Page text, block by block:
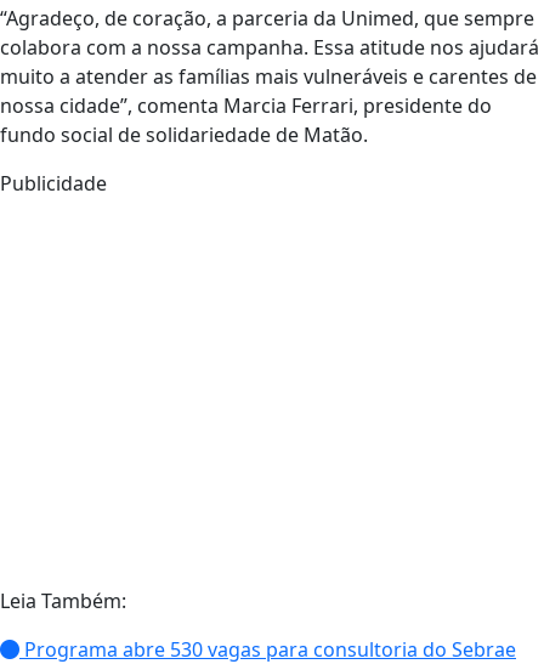
“Agradeço, de coração, a parceria da Unimed, que sempre
colabora com a nossa campanha. Essa atitude nos ajudará
muito a atender as famílias mais vulneráveis e carentes de
nossa cidade”, comenta Marcia Ferrari, presidente do
fundo social de solidariedade de Matão.
Publicidade
Leia Também:
Programa abre 530 vagas para consultoria do Sebrae